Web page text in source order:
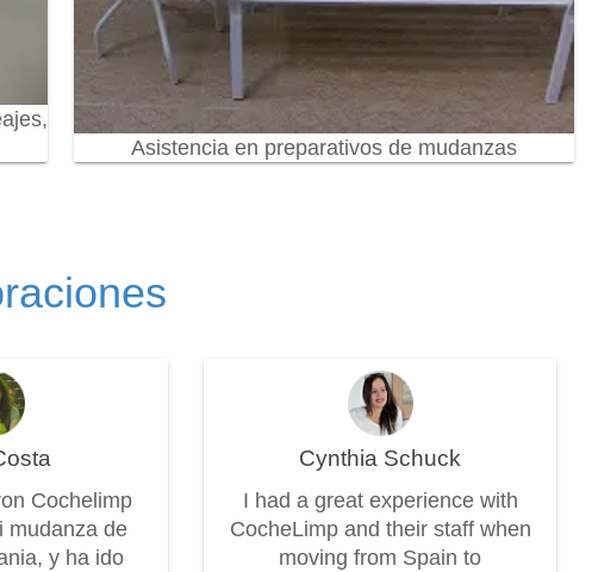
Asistencia en preparativos de mudanzas
Cochelimp
mudanza de
y ha ido
Cynthia Schuck
I had a great experience with
CocheLimp and their staff when
moving from Spain to